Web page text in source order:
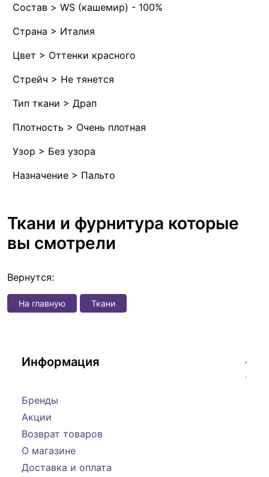
Состав > WS (кашемир) - 100%
Страна > Италия
Цвет > Оттенки красного
Стрейч > Не тянется
Тип ткани > Драп
Плотность > Очень плотная
Узор > Без узора
Назначение > Пальто
Ткани и фурнитура которые
вы смотрели
Вернутся:
На главную Ткани
Информация
Бренды
Акции
Возврат товаров
О магазине
Доставка и оплата